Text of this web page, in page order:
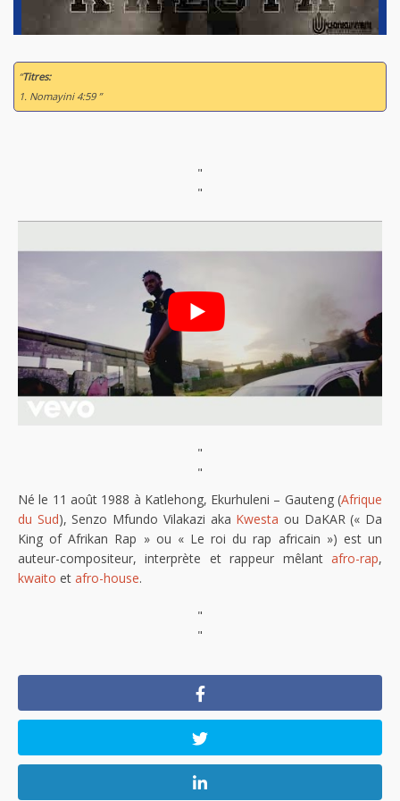
“Titres:
1. Nomayini 4:59 ”
"
"
"
"
Né le 11 août 1988 à Katlehong, Ekurhuleni – Gauteng (Afrique
du Sud), Senzo Mfundo Vilakazi aka Kwesta ou DaKAR (« Da
King of Afrikan Rap » ou « Le roi du rap africain ») est un
auteur-compositeur, interprète et rappeur mêlant afro-rap,
kwaito et afro-house.
"
"